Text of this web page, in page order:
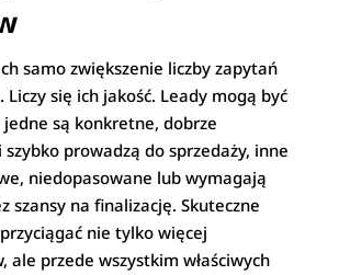
samo zwiększenie liczby zapytań
Liczy się ich jakość. Leady mogą być
są konkretne, dobrze
prowadzą do sprzedaży, inne
niedopasowane lub wymagają
szansy na finalizację. Skuteczne
nie tylko więcej
ale przede wszystkim właściwych